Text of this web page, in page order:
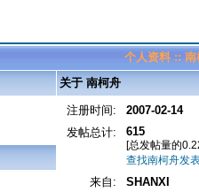
个人资料 :: 南
关于 南柯舟
注册时间:
2007-02-14
发帖总计:
615
[总发帖量的
查找南柯舟发
来自:
SHANXI